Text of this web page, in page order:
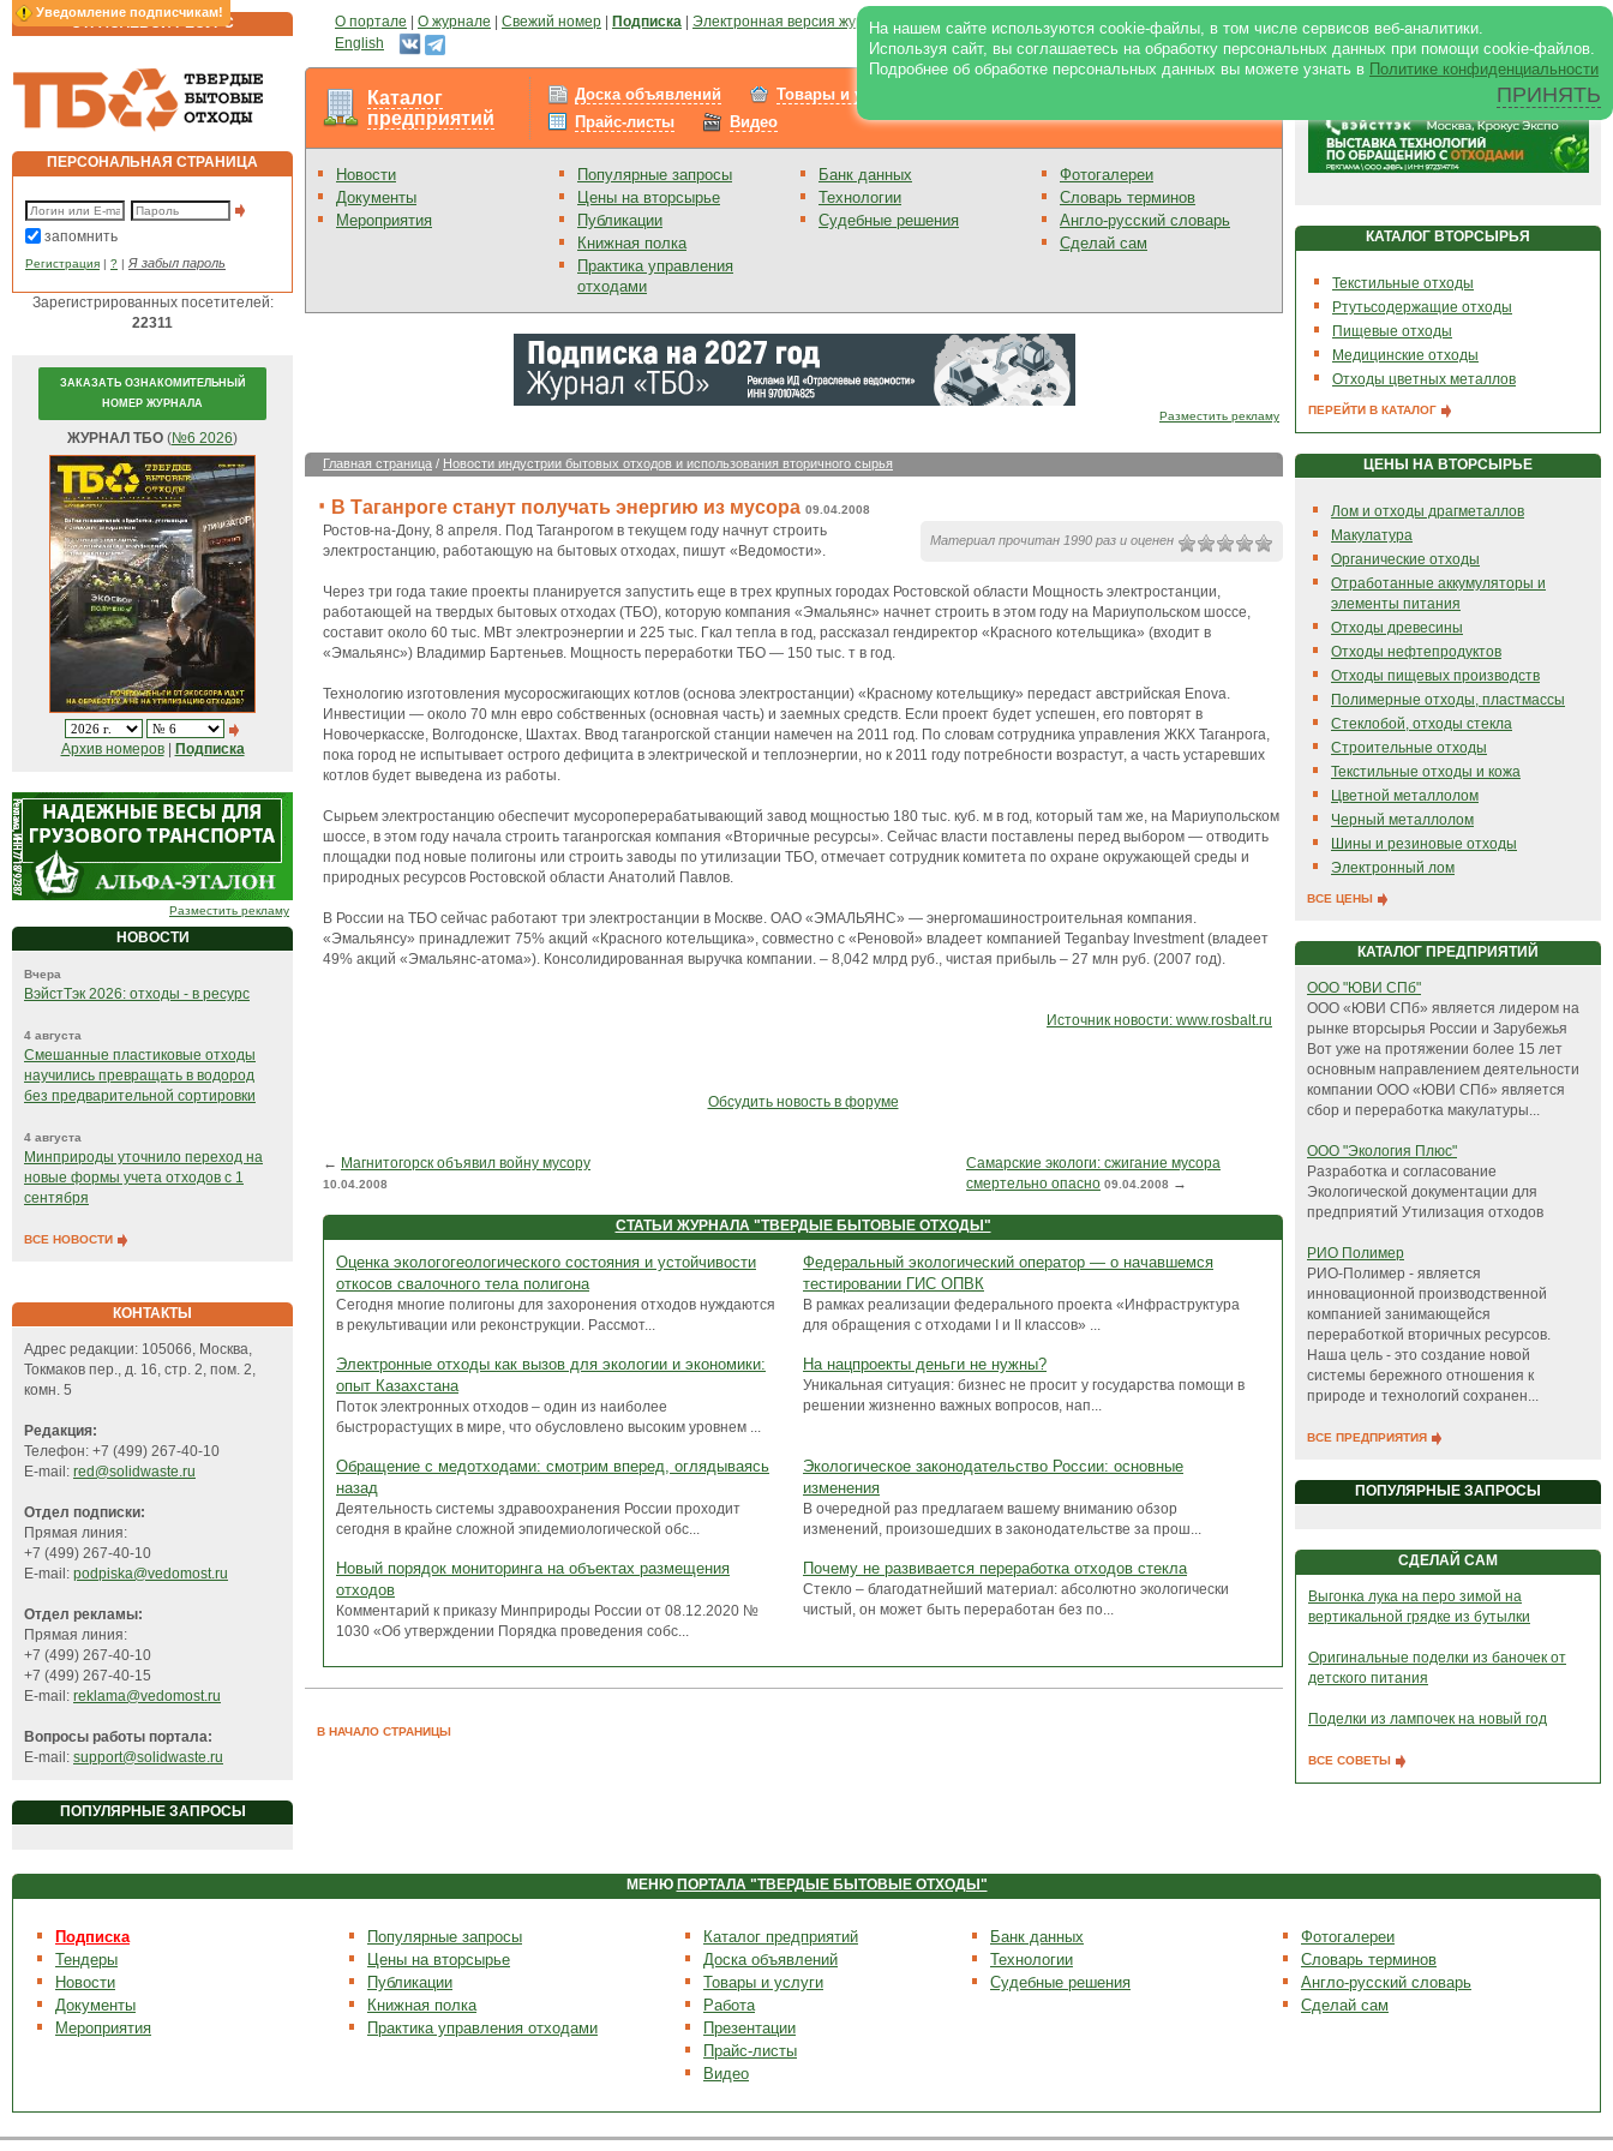
Уведомление подписчикам!
На нашем сайте используются cookie-файлы, в том числе сервисов веб-аналитики.
Используя сайт, вы соглашаетесь на обработку персональных данных при помощи cookie-файлов.
Подробнее об обработке персональных данных вы можете узнать в Политике конфиденциальности
ПРИНЯТЬ
ОТРАСЛЕВОЙ РЕСУРС О портале О журнале Свежий номер Подписка Электронная версия журнала |Отзывы|Реклама на портале|Реклама в журнале |
English
ПЕРСОНАЛЬНАЯ СТРАНИЦА
запомнить
Регистрация | ? | Я забыл пароль
Зарегистрированных посетителей:
22311
ЗАКАЗАТЬ ОЗНАКОМИТЕЛЬНЫЙ
НОМЕР ЖУРНАЛА
ЖУРНАЛ ТБО (№6 2026)
Архив номеров| Подписка
Разместить рекламу
НОВОСТИ
Вчера
ВэйстТэк 2026: отходы - в ресурс
4 августа
Смешанные пластиковые отходы
научились превращать в водород
без предварительной сортировки
4 августа
Минприроды уточнило переход на
новые формы учета отходов с 1
сентября
ВСЕ НОВОСТИ
КОНТАКТЫ
Адрес редакции: 105066, Москва,
Токмаков пер., д. 16, стр. 2, пом. 2,
комн. 5
Редакция:
Телефон: +7 (499) 267-40-10
E-mail: red@solidwaste.ru
Отдел подписки:
Прямая линия:
+7 (499) 267-40-10
E-mail: podpiska@vedomost.ru
Отдел рекламы:
Прямая линия:
+7 (499) 267-40-10
+7 (499) 267-40-15
E-mail: reklama@vedomost.ru
Вопросы работы портала:
E-mail: support@solidwaste.ru
ПОПУЛЯРНЫЕ ЗАПРОСЫ
Каталог
предприятий
Доска объявлений Товары и услуги
Прайс-листы
Видео
Новости
Документы
Мероприятия
Популярные запросы
Цены на вторсырье
Публикации
Книжная полка
Практика управления
отходами
Банк данных
Технологии
Судебные решения
Фотогалереи
Словарь терминов
Англо-русский словарь
Сделай сам
Разместить рекламу
Главная страница / Новости индустрии бытовых отходов и использования вторичного сырья
В Таганроге станут получать энергию из мусора09.04.2008
Материал прочитан 1990 раз и оценен
Ростов-на-Дону, 8 апреля. Под Таганрогом в текущем году начнут строить
электростанцию, работающую на бытовых отходах, пишут «Ведомости».
Через три года такие проекты планируется запустить еще в трех крупных городах Ростовской области Мощность электростанции,
работающей на твердых бытовых отходах (ТБО), которую компания «Эмальянс» начнет строить в этом году на Мариупольском шоссе,
составит около 60 тыс. МВт электроэнергии и 225 тыс. Гкал тепла в год, рассказал гендиректор «Красного котельщика» (входит в
«Эмальянс») Владимир Бартеньев. Мощность переработки ТБО — 150 тыс. т в год.
Технологию изготовления мусоросжигающих котлов (основа электростанции) «Красному котельщику» передаст австрийская Enova.
Инвестиции — около 70 млн евро собственных (основная часть) и заемных средств. Если проект будет успешен, его повторят в
Новочеркасске, Волгодонске, Шахтах. Ввод таганрогской станции намечен на 2011 год. По словам сотрудника управления ЖКХ Таганрога,
пока город не испытывает острого дефицита в электрической и теплоэнергии, но к 2011 году потребности возрастут, а часть устаревших
котлов будет выведена из работы.
Сырьем электростанцию обеспечит мусороперерабатывающий завод мощностью 180 тыс. куб. м в год, который там же, на Мариупольском
шоссе, в этом году начала строить таганрогская компания «Вторичные ресурсы». Сейчас власти поставлены перед выбором — отводить
площадки под новые полигоны или строить заводы по утилизации ТБО, отмечает сотрудник комитета по охране окружающей среды и
природных ресурсов Ростовской области Анатолий Павлов.
В России на ТБО сейчас работают три электростанции в Москве. ОАО «ЭМАЛЬЯНС» — энергомашиностроительная компания.
«Эмальянсу» принадлежит 75% акций «Красного котельщика», совместно с «Реновой» владеет компанией Teganbay Investment (владеет
49% акций «Эмальянс-атома»). Консолидированная выручка компании. – 8,042 млрд руб., чистая прибыль – 27 млн руб. (2007 год).
Источник новости: www.rosbalt.ru
Обсудить новость в форуме
← Магнитогорск объявил войну мусору
10.04.2008
Самарские экологи: сжигание мусора
смертельно опасно 09.04.2008 →
СТАТЬИ ЖУРНАЛА "ТВЕРДЫЕ БЫТОВЫЕ ОТХОДЫ"
Оценка экологогеологического состояния и устойчивости
откосов свалочного тела полигона
Сегодня многие полигоны для захоронения отходов нуждаются
в рекультивации или реконструкции. Рассмот...
Федеральный экологический оператор — о начавшемся
тестировании ГИС ОПВК
В рамках реализации федерального проекта «Инфраструктура
для обращения с отходами I и II классов» ...
Электронные отходы как вызов для экологии и экономики:
опыт Казахстана
Поток электронных отходов – один из наиболее
быстрорастущих в мире, что обусловлено высоким уровнем ...
На нацпроекты деньги не нужны?
Уникальная ситуация: бизнес не просит у государства помощи в
решении жизненно важных вопросов, нап...
Обращение с медотходами: смотрим вперед, оглядываясь
назад
Деятельность системы здравоохранения России проходит
сегодня в крайне сложной эпидемиологической обс...
Экологическое законодательство России: основные
изменения
В очередной раз предлагаем вашему вниманию обзор
изменений, произошедших в законодательстве за прош...
Новый порядок мониторинга на объектах размещения
отходов
Комментарий к приказу Минприроды России от 08.12.2020 №
1030 «Об утверждении Порядка проведения собс...
Почему не развивается переработка отходов стекла
Стекло – благодатнейший материал: абсолютно экологически
чистый, он может быть переработан без по...
В НАЧАЛО СТРАНИЦЫ
КАТАЛОГ ВТОРСЫРЬЯ
Текстильные отходы
Ртутьсодержащие отходы
Пищевые отходы
Медицинские отходы
Отходы цветных металлов
ПЕРЕЙТИ В КАТАЛОГ
ЦЕНЫ НА ВТОРСЫРЬЕ
Лом и отходы драгметаллов
Макулатура
Органические отходы
Отработанные аккумуляторы и
элементы питания
Отходы древесины
Отходы нефтепродуктов
Отходы пищевых производств
Полимерные отходы, пластмассы
Стеклобой, отходы стекла
Строительные отходы
Текстильные отходы и кожа
Цветной металлолом
Черный металлолом
Шины и резиновые отходы
Электронный лом
ВСЕ ЦЕНЫ
КАТАЛОГ ПРЕДПРИЯТИЙ
ООО "ЮВИ СПб"
ООО «ЮВИ СПб» является лидером на
рынке вторсырья России и Зарубежья
Вот уже на протяжении более 15 лет
основным направлением деятельности
компании ООО «ЮВИ СПб» является
сбор и переработка макулатуры...
ООО "Экология Плюс"
Разработка и согласование
Экологической документации для
предприятий Утилизация отходов
РИО Полимер
РИО-Полимер - является
инновационной производственной
компанией занимающейся
переработкой вторичных ресурсов.
Наша цель - это создание новой
системы бережного отношения к
природе и технологий сохранен...
ВСЕ ПРЕДПРИЯТИЯ
ПОПУЛЯРНЫЕ ЗАПРОСЫ
СДЕЛАЙ САМ
Выгонка лука на перо зимой на
вертикальной грядке из бутылки
Оригинальные поделки из баночек от
детского питания
Поделки из лампочек на новый год
ВСЕ СОВЕТЫ
МЕНЮ ПОРТАЛА "ТВЕРДЫЕ БЫТОВЫЕ ОТХОДЫ"
Подписка
Тендеры
Новости
Документы
Мероприятия
Популярные запросы
Цены на вторсырье
Публикации
Книжная полка
Практика управления отходами
Каталог предприятий
Доска объявлений
Товары и услуги
Работа
Презентации
Прайс-листы
Видео
Банк данных
Технологии
Судебные решения
Фотогалереи
Словарь терминов
Англо-русский словарь
Сделай сам